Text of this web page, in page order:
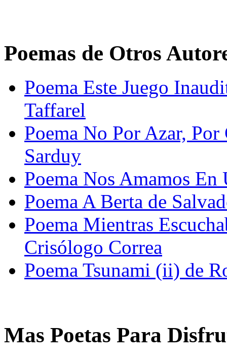
Poemas de Otros
Poema Este Juego
Taffarel
Poema No Por Azar,
Sarduy
Poema Nos Amamos
Poema A Berta de
Poema Mientras
Crisólogo Correa
Poema Tsunami (ii) de
Mas Poetas Para